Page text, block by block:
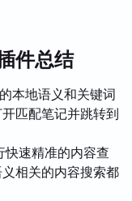
件总结
本地语义和关键词
匹配笔记并跳转到
快速精准的内容查
相关的内容搜索都